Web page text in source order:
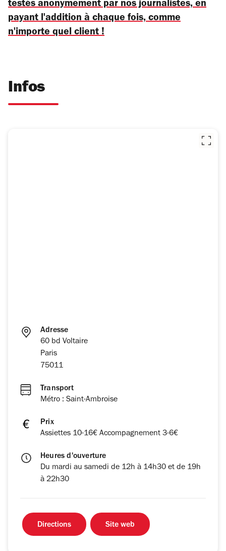
testés anonymement par nos journalistes, en
payant l'addition à chaque fois, comme
n'importe quel client !
Infos
Adresse
60 bd Voltaire
Paris
75011
Transport
Métro : Saint-Ambroise
Prix
Assiettes 10-16€ Accompagnement 3-6€
Heures d'ouverture
Du mardi au samedi de 12h à 14h30 et de 19h
à 22h30
Directions Site web